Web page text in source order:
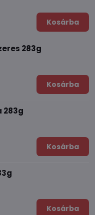
Kosárba
283g
Kosárba
283g
Kosárba
Kosárba